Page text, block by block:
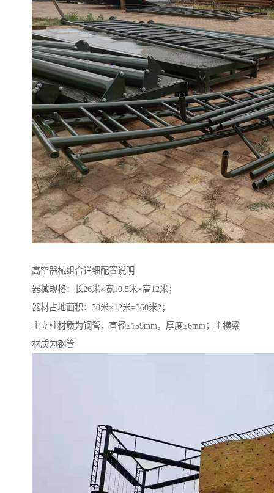
高空器械组合详细配置说明
器械规格：长26米×宽10.5米×高12米；
器材占地面积：30米×12米=360米2；
主立柱材质为钢管，直径≥159mm，厚度≥6mm；主横梁
材质为钢管